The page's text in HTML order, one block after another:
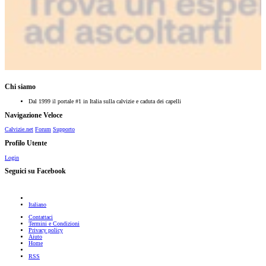
Chi siamo
Dal 1999 il portale #1 in Italia sulla calvizie e caduta dei capelli
Navigazione Veloce
Calvizie.net Forum Supporto
Profilo Utente
Login
Seguici su Facebook
Italiano
Contattaci
Termini e Condizioni
Privacy policy
Aiuto
Home
RSS